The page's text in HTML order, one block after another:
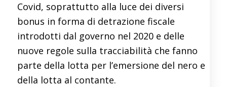
Covid, soprattutto alla luce dei diversi
bonus in forma di detrazione fiscale
introdotti dal governo nel 2020 e delle
nuove regole sulla tracciabilità che fanno
parte della lotta per l’emersione del nero e
della lotta al contante.